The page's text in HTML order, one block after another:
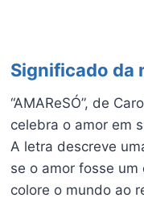
Significado da
“AMAReSÓ”, de
celebra o amor em
A letra descreve
se o amor fosse
colore o mundo ao